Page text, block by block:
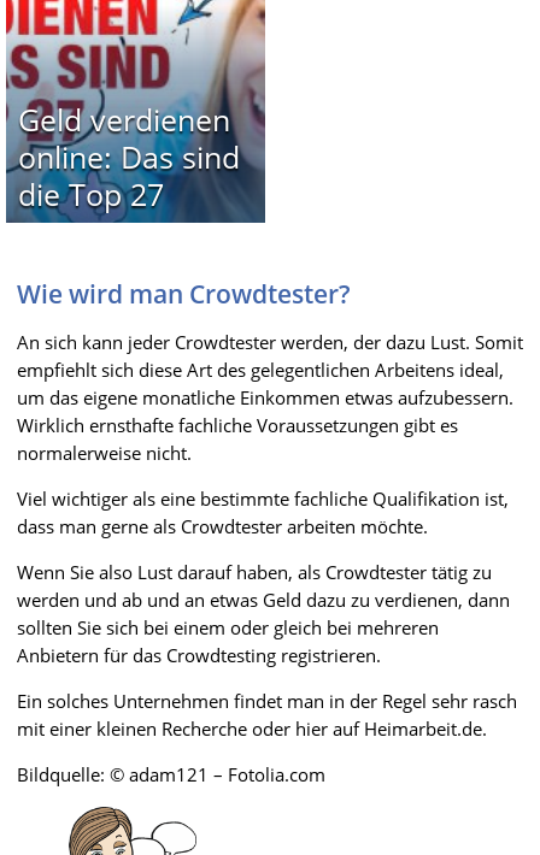
Geld verdienen
online: Das sind
die Top 27
Wie wird man Crowdtester?
An sich kann jeder Crowdtester werden, der dazu Lust. Somit
empfiehlt sich diese Art des gelegentlichen Arbeitens ideal,
um das eigene monatliche Einkommen etwas aufzubessern.
Wirklich ernsthafte fachliche Voraussetzungen gibt es
normalerweise nicht.
Viel wichtiger als eine bestimmte fachliche Qualifikation ist,
dass man gerne als Crowdtester arbeiten möchte.
Wenn Sie also Lust darauf haben, als Crowdtester tätig zu
werden und ab und an etwas Geld dazu zu verdienen, dann
sollten Sie sich bei einem oder gleich bei mehreren
Anbietern für das Crowdtesting registrieren.
Ein solches Unternehmen findet man in der Regel sehr rasch
mit einer kleinen Recherche oder hier auf Heimarbeit.de.
Bildquelle: © adam121 – Fotolia.com